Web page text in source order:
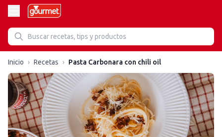
Inicio › Recetas › Pasta Carbonara con chili oil